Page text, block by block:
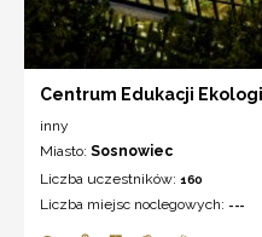
Centrum Edukacji
inny
Miasto: Sosnowiec
Liczba uczestników: 160
Liczba miejsc noclegowych: ---